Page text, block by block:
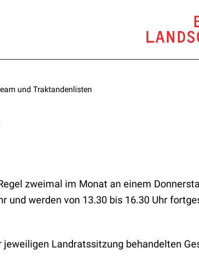
und Traktandenlisten
zweimal im Monat an einem
und werden von 13.30 bis 16.30 Uhr
jeweiligen Landratssitzung behandelten